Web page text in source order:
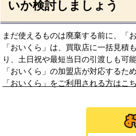
いか検討しましょう
まだ使えるものは廃棄する前に、「
「おいくら」は、買取店に一括見積
り、土日祝や最短当日の引渡しも可能
「おいくら」の加盟店が対応するた
「おいくら」をご利用される方はこ